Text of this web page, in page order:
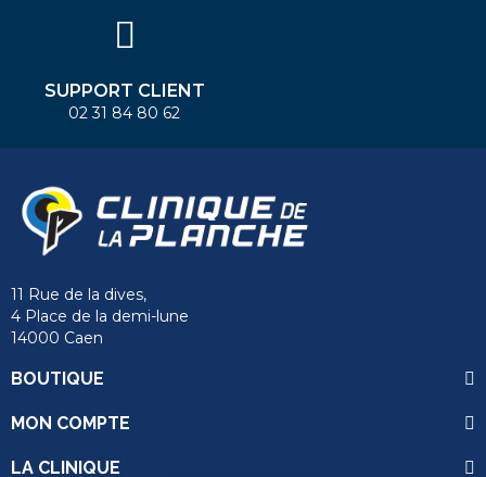
SUPPORT CLIENT
02 31 84 80 62
11 Rue de la dives,
4 Place de la demi-lune
14000 Caen
BOUTIQUE
MON COMPTE
LA CLINIQUE